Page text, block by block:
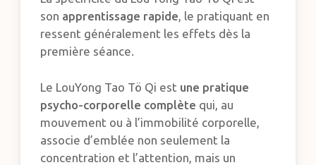
son apprentissage rapide, le pratiquant en
ressent généralement les effets dès la
première séance.
Le LouYong Tao Tö Qi est une pratique
psycho-corporelle complète qui, au
mouvement ou à l’immobilité corporelle,
associe d’emblée non seulement la
concentration et l’attention, mais un